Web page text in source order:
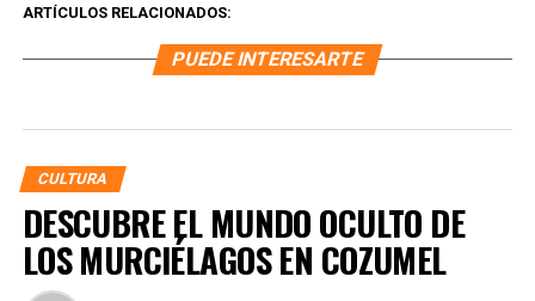
ARTÍCULOS RELACIONADOS:
PUEDE INTERESARTE
CULTURA
DESCUBRE EL MUNDO OCULTO DE
LOS MURCIÉLAGOS EN COZUMEL